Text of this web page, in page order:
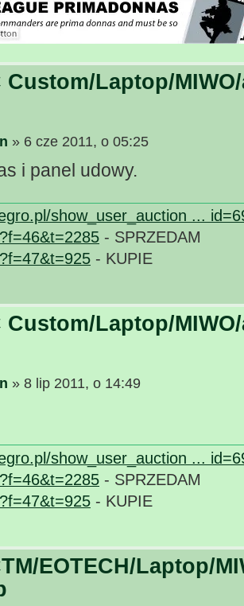
Custom/Laptop/
» 6 cze 2011, o 05:25
i panel udowy.
show_user_auction ...
- SPRZEDAM
- KUPIE
Custom/Laptop/
» 8 lip 2011, o 14:49
show_user_auction ...
- SPRZEDAM
- KUPIE
EOTECH/Laptop/